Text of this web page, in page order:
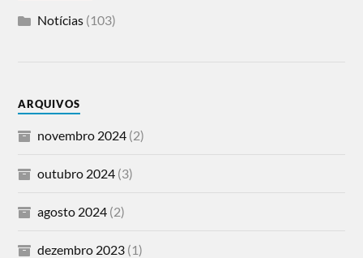
Notícias (103)
ARQUIVOS
novembro 2024 (2)
outubro 2024 (3)
agosto 2024 (2)
dezembro 2023 (1)